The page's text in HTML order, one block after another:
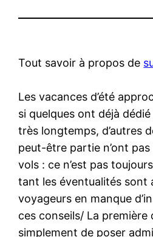
Tout savoir à propos de
Les vacances d’été
si quelques ont déjà
très longtemps, d’autres
peut-être partie n’ont
vols : ce n’est pas
tant les éventualités sont
voyageurs en manque
ces conseils/ La
simplement de poser